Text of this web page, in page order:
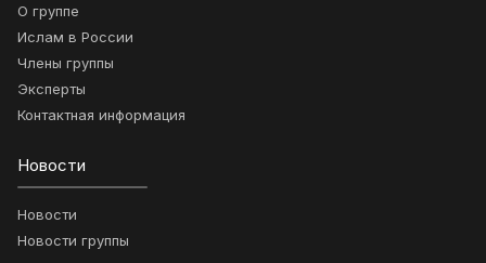
О группе
Ислам в России
Члены группы
Эксперты
Контактная информация
Новости
Новости
Новости группы